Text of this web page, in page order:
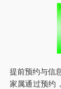
提前预约与信
家属通过预约